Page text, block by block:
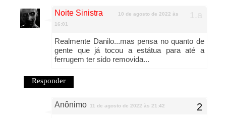
Noite Sinistra
10 de agosto de 2022 às
16:01
Realmente Danilo...mas pensa no quanto de
gente que já tocou a estátua para até a
ferrugem ter sido removida...
Responder
Anônimo 11 de agosto de 2022 às 21:42